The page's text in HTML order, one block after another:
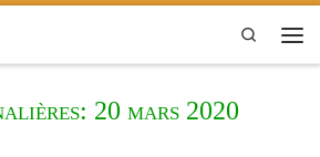
Search
20 mars 2020
d’outils